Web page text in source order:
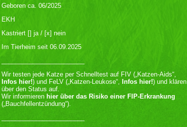
Geboren ca. 06/2025
EKH
Kastriert [] ja / [x] nein
Im Tierheim seit 06.09.2025
Wir testen jede Katze per Schnelltest auf FIV („Katzen-Aids“,
Infos hier!) und FeLV („Katzen-Leukose“, Infos hier!) und klären
über den Status auf.
Wir informieren hier über das Risiko einer FIP-Erkrankung
(„Bauchfellentzündung“).